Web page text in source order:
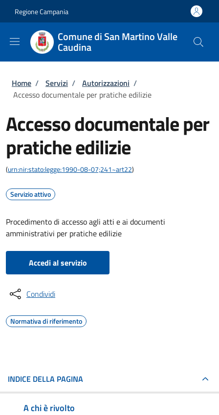
Regione Campania
Comune di San Martino Valle
Caudina
Briciole di pane
Home / Servizi / Autorizzazioni /
Accesso documentale per pratiche edilizie
Accesso documentale per
pratiche edilizie
(urn:nir:stato:legge:1990-08-07;241~art22)
Servizio attivo
Procedimento di accesso agli atti e ai documenti
amministrativi per pratiche edilizie
Accedi al servizio
Condividi
Normativa di riferimento
INDICE DELLA PAGINA
A chi è rivolto